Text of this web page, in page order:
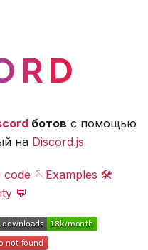
ботов с помощью
на Discord.js
🪡Examples 🛠️
💬